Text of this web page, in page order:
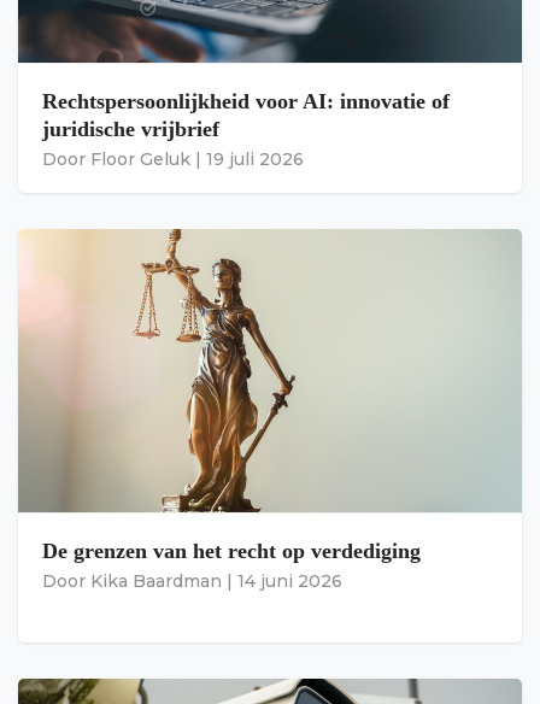
Rechtspersoonlijkheid voor AI: innovatie of
juridische vrijbrief
Door Floor Geluk | 19 juli 2026
De grenzen van het recht op verdediging
Door Kika Baardman | 14 juni 2026